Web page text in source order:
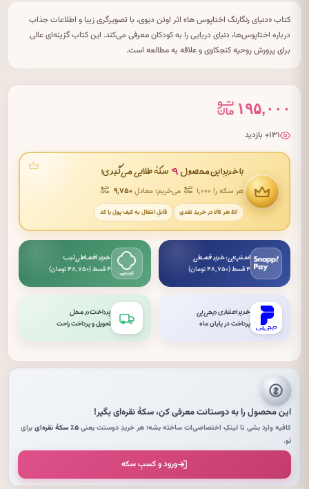
کتاب «دنیای رنگارنگ اختاپوس ها» اثر اوئن دیوی، با تصویرگری زیبا و اطلاعات جذاب
درباره اختاپوس‌ها، دنیای دریایی را به کودکان معرفی می‌کند. این کتاب گزینه‌ای عالی
برای پرورش روحیه کنجکاوی و علاقه به مطالعه است.
۱۹۵,۰۰۰
۱۳۱+ بازدید
با خریدِ این محصول ۹ سکهٔ طلایی می‌گیری!
هر سکه را ۱٬۰۰۰ می‌خریم؛ معادلِ۹٬۷۵۰
۵٪ هر کالا در خریدِ نقدی قابلِ انتقال به کیف پول یا کد
اسنپ‌پی: خرید قسطی
۴ قسط (۴۸٬۷۵۰ تومان)
خرید اقساطی ترب
۴ قسط (۴۸٬۷۵۰ تومان)
خرید اعتباری دیجی‌پی
پرداخت در پایان ماه
پرداخت در محل
تحویل و پرداخت راحت
این محصول را به دوستانت معرفی کن،سکهٔ نقره‌ایبگیر!
کافیه وارد بشی تا لینکِ اختصاصی‌ات ساخته بشه؛ هر خریدِ دوستت یعنی۵٪ سکهٔ نقره‌ای
برای
تو.
ورود و کسبِ سکه